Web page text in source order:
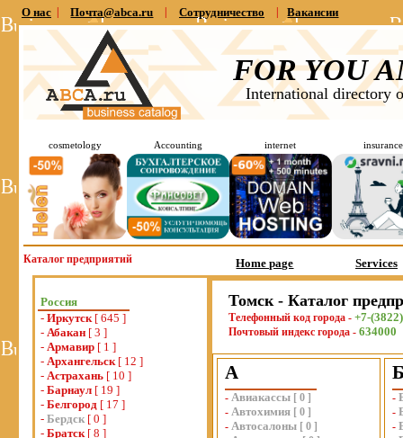
О нас Почта@abca.ru Сотрудничество Вакансии
FOR YOU
International directory
cosmetology Accounting internet insurance
Каталог предприятий Home page Services
Россия
- Иркутск[ 645 ]
- Абакан [ 3 ]
- Армавир [ 1 ]
- Архангельск[ 12 ]
- Астрахань [ 10 ]
- Барнаул [ 19 ]
- Белгород [ 17 ]
- Бердск [ 0 ]
- Братск[ 8 ]
Томск - Каталог
Телефонный код города - +7-
Почтовый индекс города - 634000
А
- Авиакассы [ 0 ]
- Автохимия [ 0 ]
- Автосалоны [ 0 ]
-
-
-